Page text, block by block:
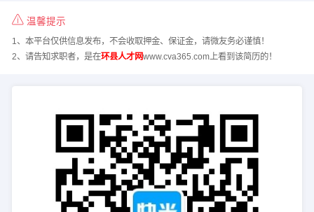
温馨提示
1、本平台仅供信息发布，不会收取押金、保证金，请微友务必谨慎！
2、请告知求职者，是在环县人才网www.cva365.com上看到该简历的！